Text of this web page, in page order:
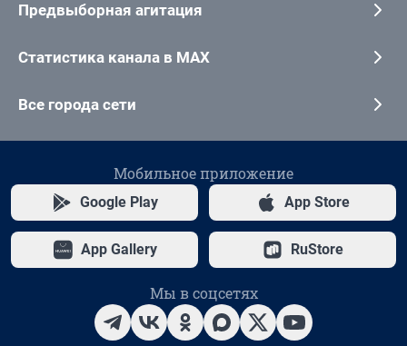
Предвыборная агитация
Статистика канала в MAX
Все города сети
Мобильное приложение
Google Play App Store
App Gallery RuStore
Мы в соцсетях